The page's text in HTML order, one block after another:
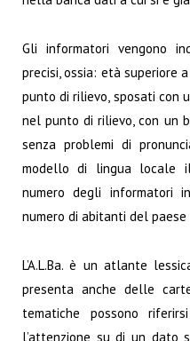
Gli informatori vengono
precisi, ossia: età superiore
punto di rilievo, sposati con
nel punto di rilievo, con un
senza problemi di
modello di lingua locale
numero degli informatori
numero di abitanti del
L’A.L.Ba. è un atlante
presenta anche delle
tematiche possono
l’attenzione su di un dato